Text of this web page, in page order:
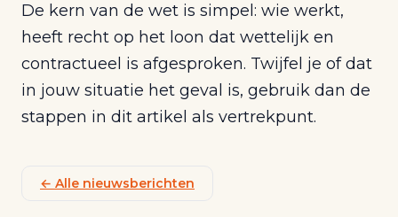
De kern van de wet is simpel: wie werkt,
heeft recht op het loon dat wettelijk en
contractueel is afgesproken. Twijfel je of dat
in jouw situatie het geval is, gebruik dan de
stappen in dit artikel als vertrekpunt.
← Alle nieuwsberichten